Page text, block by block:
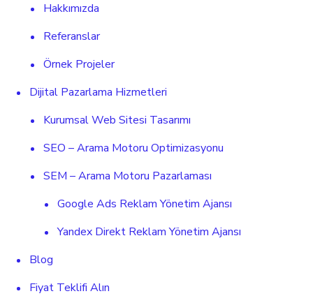
Hakkımızda
Referanslar
Örnek Projeler
Dijital Pazarlama Hizmetleri
Kurumsal Web Sitesi Tasarımı
SEO – Arama Motoru Optimizasyonu
SEM – Arama Motoru Pazarlaması
Google Ads Reklam Yönetim Ajansı
Yandex Direkt Reklam Yönetim Ajansı
Blog
Fiyat Teklifi Alın